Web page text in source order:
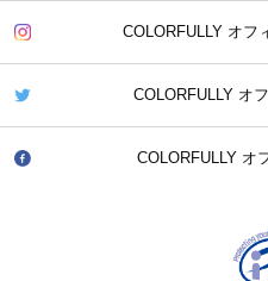
COLORFULLY オフ
COLORFULLY オ
COLORFULLY オ